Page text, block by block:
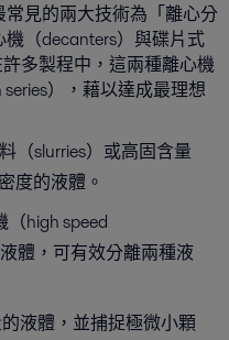
見的兩大技術為「離心分
（decanters）與碟片式
多製程中，這兩種離心機
），藉以達成最理想
（slurries）或高固含量
度的液體。
high speed
體，可有效分離兩種液
液體，並捕捉極微小顆